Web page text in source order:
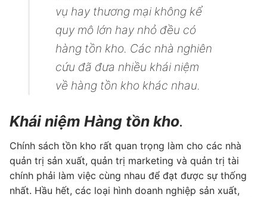
vụ hay thương mại không kể
quy mô lớn hay nhỏ đều có
hàng tồn kho. Các nhà nghiên
cứu đã đưa nhiều khái niệm
về hàng tồn kho khác nhau.
Khái niệm Hàng tồn kho.
Chính sách tồn kho rất quan trọng làm cho các nhà
quản trị sản xuất, quản trị marketing và quản trị tài
chính phải làm việc cùng nhau để đạt được sự thống
nhất. Hầu hết, các loại hình doanh nghiệp sản xuất,